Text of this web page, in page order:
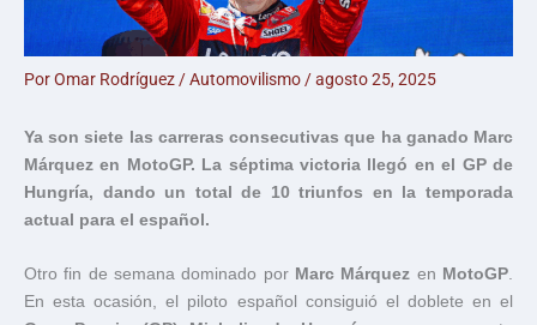
PorOmar Rodríguez /Automovilismo /agosto 25, 2025
Ya son siete las carreras consecutivas que ha ganado Marc
Márquez en MotoGP. La séptima victoria llegó en el GP de
Hungría, dando un total de 10 triunfos en la temporada
actual para el español.
Otro fin de semana dominado por Marc Márquez en MotoGP
En esta ocasión, el piloto español consiguió el doblete en el